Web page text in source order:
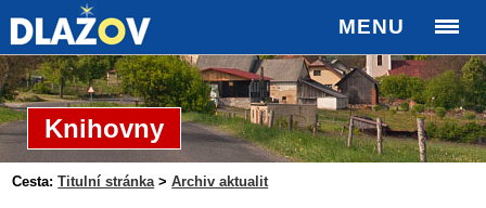
MENU
Knihovny
Cesta: Titulní stránka>Archiv aktualit